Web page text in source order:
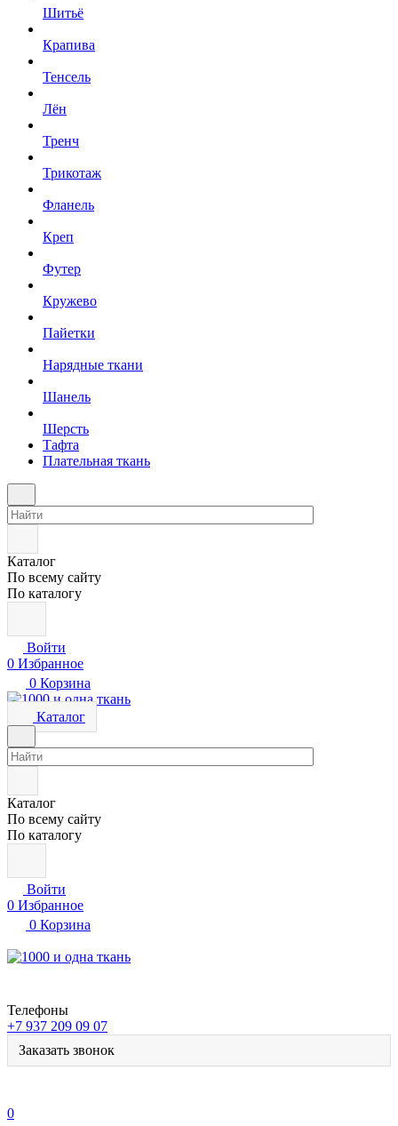
Шитьё
Крапива
Тенсель
Лён
Тренч
Трикотаж
Фланель
Креп
Футер
Кружево
Пайетки
Нарядные ткани
Шанель
Шерсть
Тафта
Плательная ткань
Каталог
По всему сайту
По каталогу
Войти
0 Избранное
0 Корзина
Каталог
Каталог
По всему сайту
По каталогу
Войти
0 Избранное
0 Корзина
Телефоны
+7 937 209 09 07
Заказать звонок
0